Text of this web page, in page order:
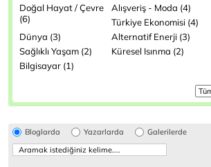
Doğal Hayat / Çevre
(6)
Alışveriş - Moda (4)
Türkiye Ekonomisi (4)
Dünya (3)
Alternatif Enerji (3)
Sağlıklı Yaşam (2)
Küresel Isınma (2)
Bilgisayar (1)
Bloglarda Yazarlarda Galerilerde